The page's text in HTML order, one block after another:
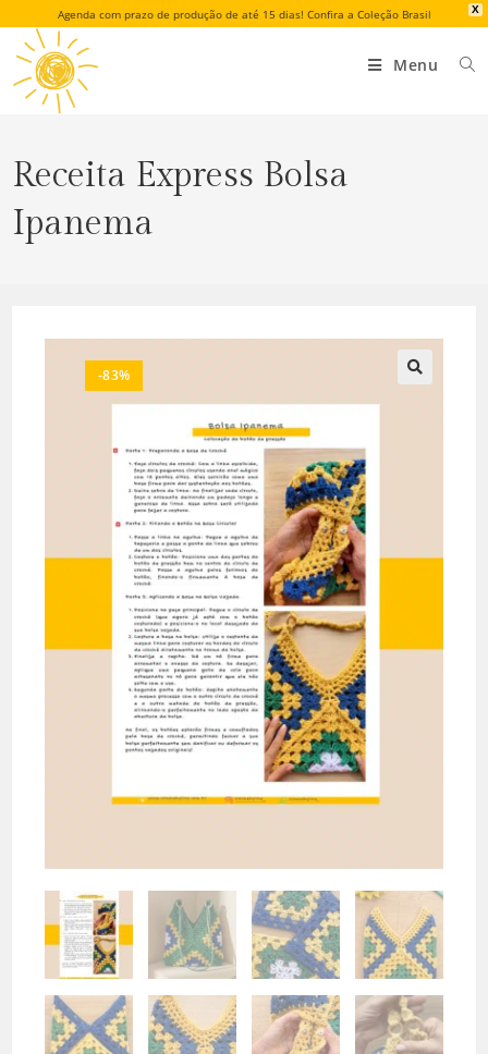
X
Agenda com prazo de produção de até 15 dias! Confira a Coleção Brasil
Menu
Receita Express Bolsa
Ipanema
-83%